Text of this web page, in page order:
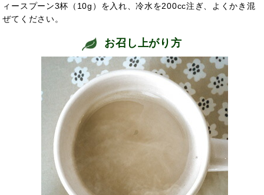
ィースプーン3杯（10g）を入れ、冷水を200cc注ぎ、よくかき混
ぜてください。
お召し上がり方